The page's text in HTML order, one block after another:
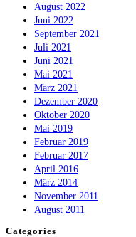
August 2022
Juni 2022
September 2021
Juli 2021
Juni 2021
Mai 2021
März 2021
Dezember 2020
Oktober 2020
Mai 2019
Februar 2019
Februar 2017
April 2016
März 2014
November 2011
August 2011
Categories